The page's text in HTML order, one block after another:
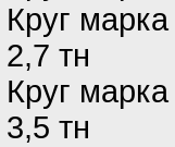
Круг
2,7 тн
Круг
3,5 тн